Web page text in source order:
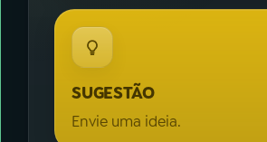
SUGESTÃO
Envie uma ideia.